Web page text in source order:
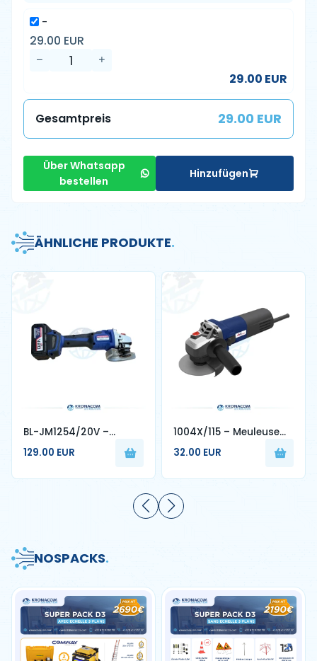
-
29.00 EUR
29.00 EUR
Gesamtpreis 29.00 EUR
Über Whatsapp
bestellen
Hinzufügen
ÄHNLICHE PRODUKTE.
BL-JM1254/20V –
Meuleuse Sans Fil 20V
4.0Ah Disque 125 mm
129.00 EUR
1004X/115 – Meuleuse
d’Angle 850W Disque 115
mm - 4MPRO
32.00 EUR
NOSPACKS.